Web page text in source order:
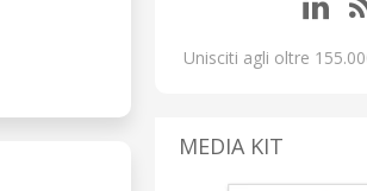
Unisciti agli oltre
MEDIA KIT